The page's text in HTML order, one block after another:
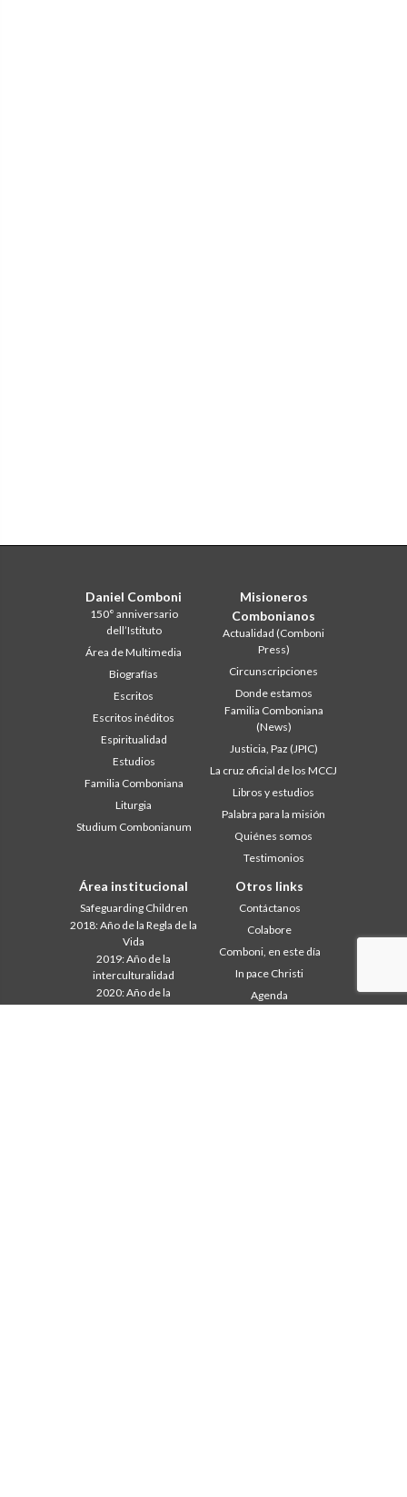
Daniel Comboni
150° anniversario
dell’Istituto
Área de Multimedia
Biografías
Escritos
Escritos inéditos
Espiritualidad
Estudios
Familia Comboniana
Liturgia
Studium Combonianum
Misioneros
Combonianos
Actualidad (Comboni
Press)
Circunscripciones
Donde estamos
Familia Comboniana
(News)
Justicia, Paz (JPIC)
La cruz oficial de los MCCJ
Libros y estudios
Palabra para la misión
Quiénes somos
Testimonios
Área institucional
Safeguarding Children
2018: Año de la Regla de la
Vida
2019: Año de la
interculturalidad
2020: Año de la
Ministerialidad
Otros links
Contáctanos
Colabore
Comboni, en este día
In pace Christi
Agenda